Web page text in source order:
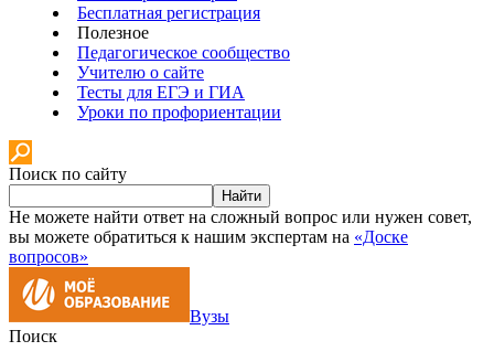
Бесплатная регистрация
Полезное
Педагогическое сообщество
Учителю о сайте
Тесты для ЕГЭ и ГИА
Уроки по профориентации
Поиск по сайту
Найти
Не можете найти ответ на сложный вопрос или нужен совет,
вы можете обратиться к нашим экспертам на «Доске
вопросов»
Вузы
Поиск